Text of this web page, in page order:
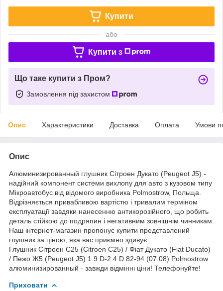
Купити
або
Купити з
Що таке купити з Пром?
Замовлення під захистом
Опис Характеристики Доставка Оплата Умови
Опис
Алюминизированный глушник Сітроен Дукато (Peugeot J5) -
надійний компонент системи вихлопу для авто з кузовом типу
Мікроавтобус від відомого виробника Polmostrow, Польща.
Відрізняється привабливою вартістю і тривалим терміном
експлуатації завдяки нанесенню антикорозійного, що робить
деталь стійкою до подряпин і негативним зовнішнім чинникам.
Наш інтернет-магазин пропонує купити представлений
глушник за ціною, яка вас приємно здивує.
Глушник Сітроен С25 (Citroen C25) / Фіат Дукато (Fiat Ducato)
/ Пежо Ж5 (Peugeot J5) 1.9 D-2.4 D 82-94 (07.08) Polmostrow
алюминизированный - завжди відмінні ціни! Телефонуйте!
Приховати